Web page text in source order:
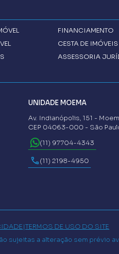
FINANCIAMENTO
CESTA DE IMÓVEIS
ASSESSORIA
UNIDADE MOEMA
Av. Indianópolis, 151 -
CEP 04063-000 - São
(11) 97704-4343
(11) 2198-4950
|TERMOS DE USO DO SITE
a alteração sem prévio